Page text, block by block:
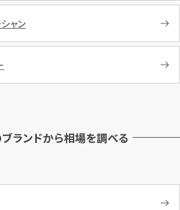
ャン
ランドから相場を調べる